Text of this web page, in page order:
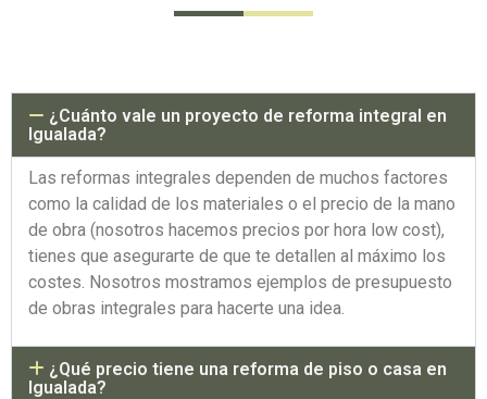
¿Cuánto vale un proyecto de reforma integral en
Igualada?
Las reformas integrales dependen de muchos factores
como la calidad de los materiales o el precio de la mano
de obra (nosotros hacemos precios por hora low cost),
tienes que asegurarte de que te detallen al máximo los
costes. Nosotros mostramos ejemplos de presupuesto
de obras integrales para hacerte una idea.
¿Qué precio tiene una reforma de piso o casa en
Igualada?